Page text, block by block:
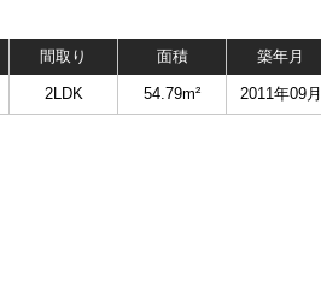
間取り 面積 築年月
2LDK 54.79m² 2011年09月